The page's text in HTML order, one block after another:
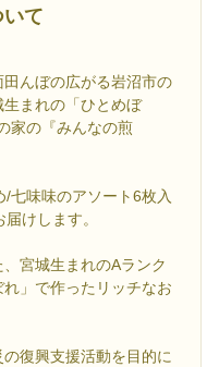
て
んぼの広がる岩沼市の
まれの「ひとめぼ
家の『みんなの煎
七味味のアソート6枚入
けします。
宮城生まれのAランク
」で作ったリッチなお
復興支援活動を目的に